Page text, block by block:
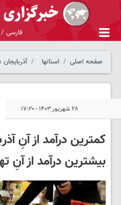
فارسی
صفحه اصلی استانها
۲۸ شهریور ۱۴۰۳ - ۱۷:۲۰
کمترین درآمد از آنِ
بیشترین درآمد از آنِ